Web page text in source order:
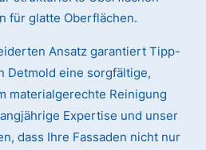
für glatte Oberflächen.
Ansatz garantiert Tipp-
Detmold eine sorgfältige,
materialgerechte Reinigung
Expertise und unser
dass Ihre Fassaden nicht nur